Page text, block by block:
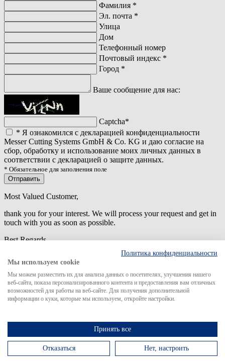
Фамилия *
Эл. почта *
Улица
Дом
Телефонный номер
Почтовый индекс *
Город *
Ваше сообщение для нас:
Captcha*
* Я ознакомился с декларацией конфиденциальности
Messer Cutting Systems GmbH & Co. KG и даю согласие на
сбор, обработку и использование моих личных данных в
соответствии с декларацией о защите данных.
* Обязательное для заполнения поле
Отправить
Most Valued Customer,
thank you for your interest. We will process your request and get in
touch with you as soon as possible.
Best Regards
An error has occured while submitting the form. Please try again
later.
Search for
MCS в мире
Политика конфиденциальности
Мы используем cookie
Мы можем разместить их для анализа данных о посетителях, улучшения нашего
веб-сайта, показа персонализированного контента и предоставления вам отличных
возможностей для работы на веб-сайте. Для получения дополнительной
информации о куки, которые мы используем, откройте настройки.
Принять все
Отказаться Нет, настроить